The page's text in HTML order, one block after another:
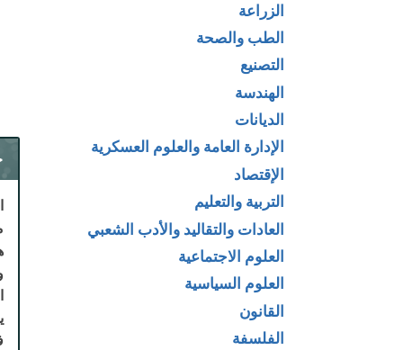
الزراعة
الطب والصحة
التصنيع
الهندسة
الديانات
الإدارة العامة والعلوم العسكرية
الإقتصاد
التربية والتعليم
العادات والتقاليد والأدب الشعبي
العلوم الاجتماعية
العلوم السياسية
القانون
الفلسفة